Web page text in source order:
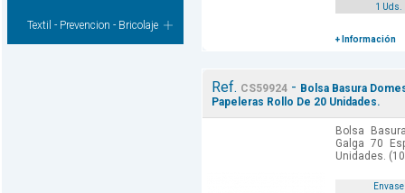
Textil - Prevencion - Bricolaje
1 Uds.
+ Información
Ref. CS59924- Bolsa Basura
Papeleras Rollo De 20 Unidades.
Bolsa
Galga 70
Unidades.
Envase